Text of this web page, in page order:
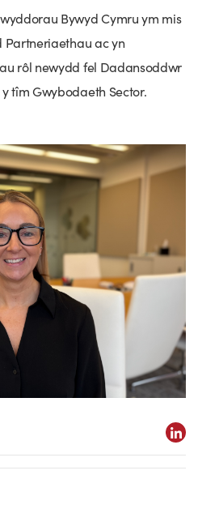
Bywyd Cymru ym mis
Partneriaethau ac yn
rôl newydd fel Dadansoddwr
tîm Gwybodaeth Sector.